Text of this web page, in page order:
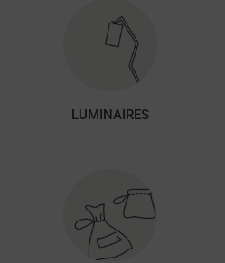
LUMINAIRES